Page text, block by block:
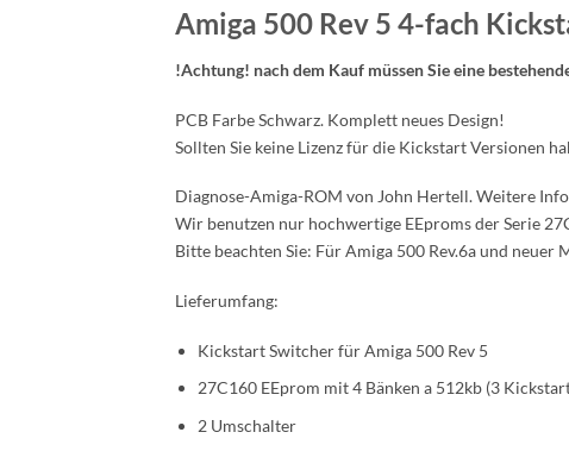
Amiga 500 Rev 5 4-fach
!Achtung! nach dem Kauf müssen Sie eine
PCB Farbe Schwarz. Komplett neues Design!
Sollten Sie keine Lizenz für die Kickstart Versionen
Diagnose-Amiga-ROM von John Hertell. Weitere
Wir benutzen nur hochwertige EEproms der Serie
Bitte beachten Sie: Für Amiga 500 Rev.6a und
Lieferumfang:
Kickstart Switcher für Amiga 500 Rev 5
27C160 EEprom mit 4 Bänken a 512kb (3
2 Umschalter